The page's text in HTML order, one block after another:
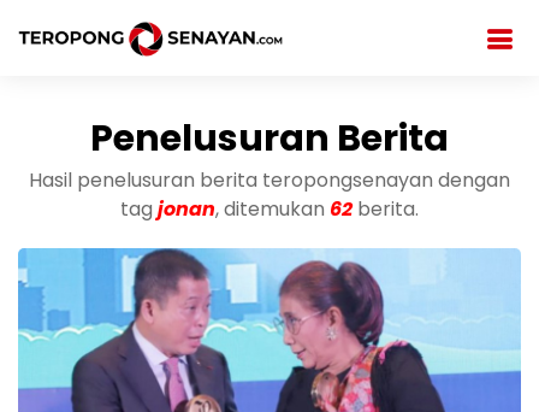
Penelusuran Berita
Hasil penelusuran berita teropongsenayan dengan
tag jonan, ditemukan 62berita.